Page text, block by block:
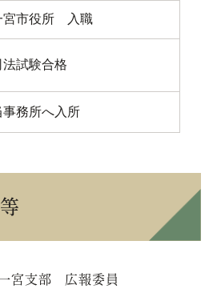
宮市役所 入職
法試験合格
事務所へ入所
宮支部 広報委員